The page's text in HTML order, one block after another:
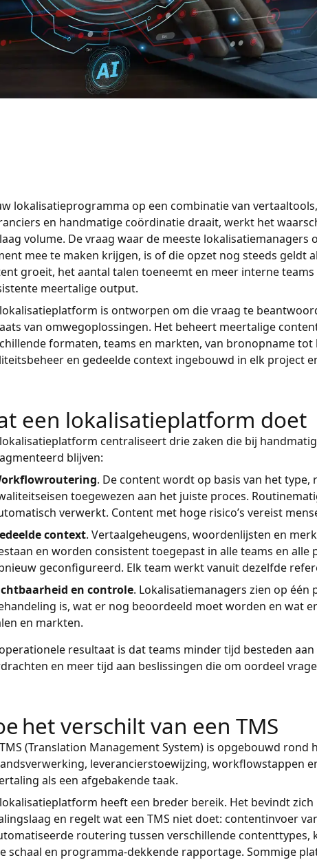
lokalisatieprogramma op een combinatie van
en handmatige coördinatie draait, werkt het
volume. De vraag waar de meeste lokalisatiemanagers
mee te maken krijgen, is of die opzet nog steeds geldt
groeit, het aantal talen toeneemt en meer interne
meertalige output.
is ontworpen om die vraag te
van omwegoplossingen. Het beheert meertalige
formaten, teams en markten, van bronopname tot
en gedeelde context ingebouwd in elk project
een lokalisatieplatform doet
centraliseert drie zaken die bij
blijven:
. De content wordt op basis van het type,
toegewezen aan het juiste proces.
verwerkt. Content met hoge risico’s vereist
context. Vertaalgeheugens, woordenlijsten en
en worden consistent toegepast in alle teams en alle
geconfigureerd. Elk team werkt vanuit dezelfde
en controle. Lokalisatiemanagers zien op één
is, wat er nog beoordeeld moet worden en wat
en markten.
resultaat is dat teams minder tijd besteden
en meer tijd aan beslissingen die om oordeel
het verschilt van een TMS
(Translation Management System) is opgebouwd rond
leverancierstoewijzing, workflowstappen
als een afgebakende taak.
heeft een breder bereik. Het bevindt zich
en regelt wat een TMS niet doet: contentinvoer
routering tussen verschillende contenttypes,
schaal en programma-dekkende rapportage. Sommige